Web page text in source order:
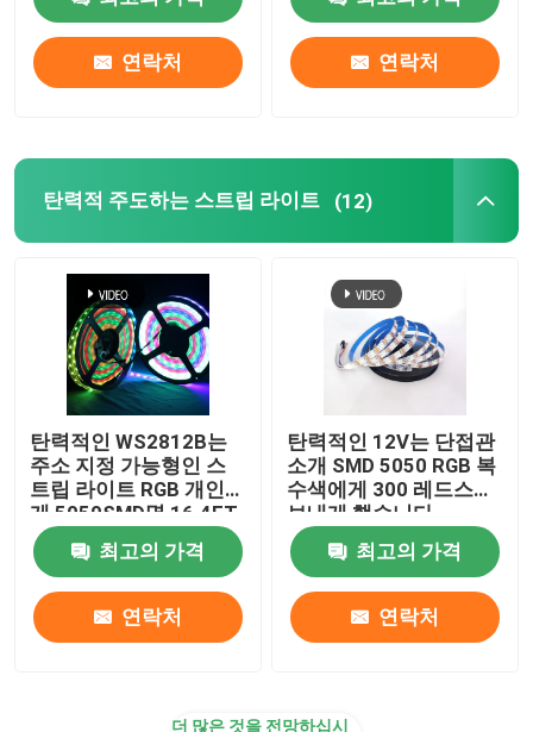
지평선 선형 광
선반 led 라이트닝 하에
LED 트랙 라이트 철도
주도하는 알루미늄 프로파일
주도하는 선 매달리는 빛
LGP 아크릴 패널
연락처 연락처
탄력적 주도하는 스트립 라이트 (12)
탄력적인 WS2812B는
주소 지정 가능형인 스
트립 라이트 RGB 개인에
게 5050SMD명 16.4FT
60Pixels/M 300Pixels
검은 PCB 풀 컬러를 보
내게 했습니다
최고의 가격
연락처
탄력적인 12V는 단접관
소개 SMD 5050 RGB 복
수색에게 300 레드스를
보내게 했습니다
최고의 가격
연락처
더 많은 것을 전망하십시